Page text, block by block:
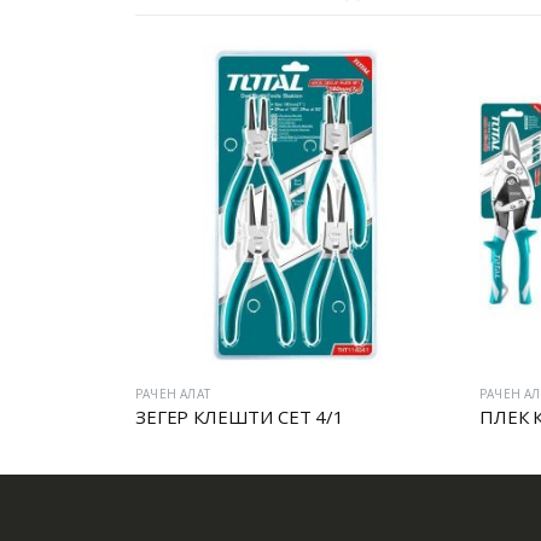
РАЧЕН АЛАТ
ЗЕГЕР КЛЕШТИ СЕТ 4/1
РАЧЕН
ПЛЕК